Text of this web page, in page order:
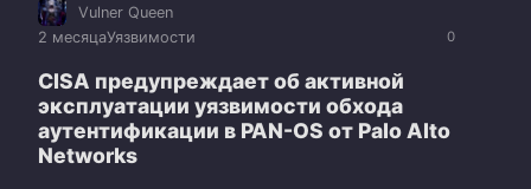
0
Vulner Queen
2 месяцаУязвимости
CISA предупреждает об активной
эксплуатации уязвимости обхода
аутентификации в PAN-OS от Palo Alto
Networks